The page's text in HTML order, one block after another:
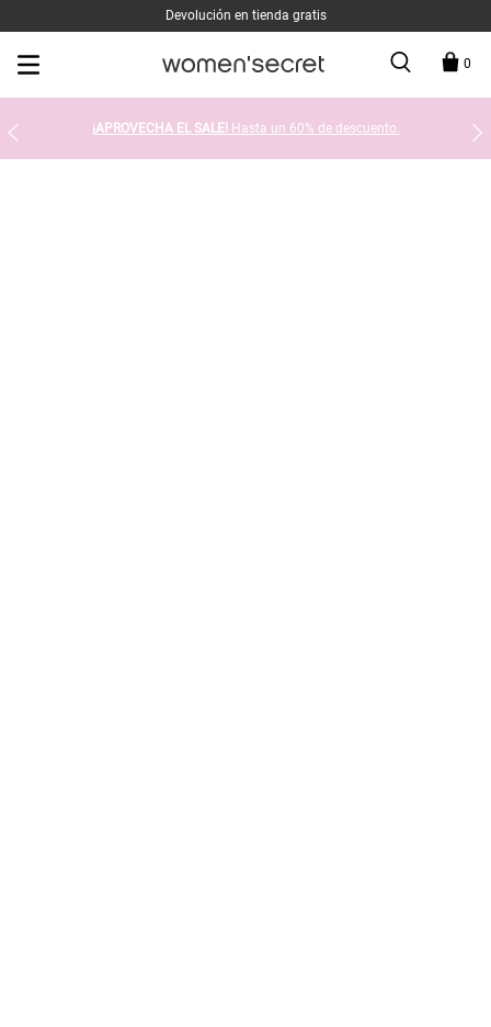
Devolución en tienda gratis
0
¡APROVECHA EL SALE! Hasta un 60% de descuento.